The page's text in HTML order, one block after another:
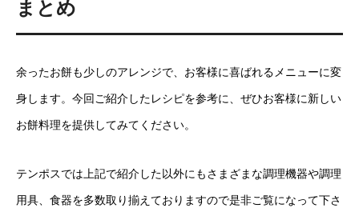
まとめ
余ったお餅も少しのアレンジで、お客様に喜ばれるメニューに変
身します。今回ご紹介したレシピを参考に、ぜひお客様に新しい
お餅料理を提供してみてください。
テンポスでは上記で紹介した以外にもさまざまな調理機器や調理
用具、食器を多数取り揃えておりますので是非ご覧になって下さ